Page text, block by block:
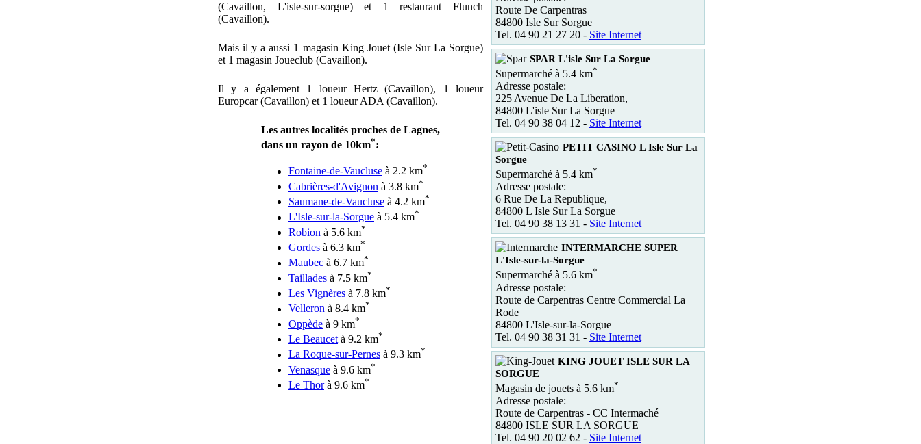
(Cavaillon, L'isle-sur-sorgue) et 1 restaurant Flunch
(Cavaillon).
Mais il y a aussi 1 magasin King Jouet (Isle Sur La Sorgue)
et 1 magasin Joueclub (Cavaillon).
Il y a également 1 loueur Hertz (Cavaillon), 1 loueur
Europcar (Cavaillon) et 1 loueur ADA (Cavaillon).
Les autres localités proches de Lagnes,
dans un rayon de 10km*:
Fontaine-de-Vaucluse à 2.2 km*
Cabrières-d'Avignon à 3.8 km*
Saumane-de-Vaucluse à 4.2 km*
L'Isle-sur-la-Sorgue à 5.4 km*
Robion à 5.6 km*
Gordes à 6.3 km*
Maubec à 6.7 km*
Taillades à 7.5 km*
Les Vignères à 7.8 km*
Velleron à 8.4 km*
Oppède à 9 km*
Le Beaucet à 9.2 km*
La Roque-sur-Pernes à 9.3 km*
Venasque à 9.6 km*
Le Thorà 9.6 km*
Route De Carpentras
84800 Isle Sur Sorgue
Tel. 04 90 21 27 20 - Site Internet
SPAR L'isle Sur La Sorgue
Supermarché à 5.4 km*
Adresse postale:
225 Avenue De La Liberation,
84800 L'isle Sur La Sorgue
Tel. 04 90 38 04 12 - Site Internet
PETIT CASINO L Isle Sur La
Sorgue
Supermarché à 5.4 km*
Adresse postale:
6 Rue De La Republique,
84800 L Isle Sur La Sorgue
Tel. 04 90 38 13 31 - Site Internet
INTERMARCHE SUPER
L'Isle-sur-la-Sorgue
Supermarché à 5.6 km*
Adresse postale:
Route de Carpentras Centre Commercial La
Rode
84800 L'Isle-sur-la-Sorgue
Tel. 04 90 38 31 31 - Site Internet
KING JOUET ISLE SUR LA
SORGUE
Magasin de jouets à 5.6 km*
Adresse postale:
Route de Carpentras - CC Intermaché
84800 ISLE SUR LA SORGUE
Tel. 04 90 20 02 62 - Site Internet